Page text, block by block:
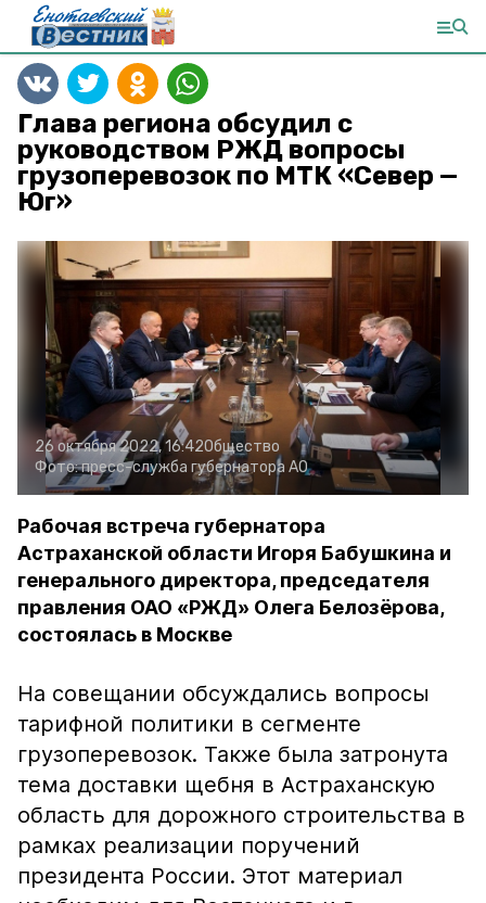
Глава региона обсудил с
руководством РЖД вопросы
грузоперевозок по МТК «Север —
Юг»
26 октября 2022, 16:42Общество
Фото:пресс-служба губернатора АО
Рабочая встреча губернатора
Астраханской области Игоря Бабушкина и
генерального директора, председателя
правления ОАО «РЖД» Олега Белозёрова,
состоялась в Москве
На совещании обсуждались вопросы
тарифной политики в сегменте
грузоперевозок. Также была затронута
тема доставки щебня в Астраханскую
область для дорожного строительства в
рамках реализации поручений
президента России. Этот материал